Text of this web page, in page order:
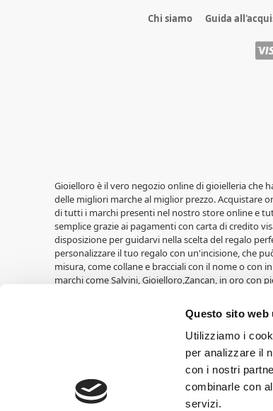
Questo sito web
Utilizziamo i
per analizzare il
con i nostri
combinarle con
servizi.
Chi siamo Guida
Gioielloro è il vero negozio online di gioielleria che
delle migliori marche al miglior prezzo. Acquistare
di tutti i marchi presenti nel nostro store online e
semplice grazie ai pagamenti con carta di credito
disposizione per guidarvi nella scelta del regalo
personalizzare il tuo regalo con un'incisione, che
misura, come collane e bracciali con il nome o
marchi come Salvini, Gioielloro,Zancan, in oro con
Cuori Milano. Idee regalo per le nascite di Walt
Croci e tante altre. Ricordatevi di entrare
Cresime,Comunioni, Nascite, Compleanni, Lauree,
Gioielloro, gioielleria online vendita orologi e
60.000,00 euro I.V. SIAMO RIVENDITORI
possono differire nei loro effetti a seconda del
copyright ed appartengono ai legittimi proprietari.